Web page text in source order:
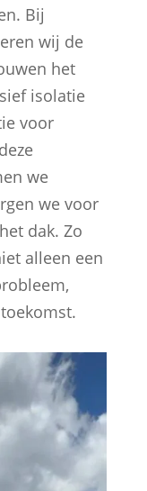
Bij
wij de
het
isolatie
voor
we
we voor
dak. Zo
alleen een